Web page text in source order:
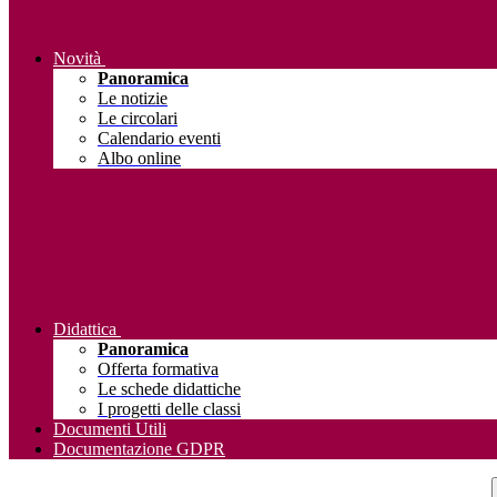
Novità
Panoramica
Le notizie
Le circolari
Calendario eventi
Albo online
Didattica
Panoramica
Offerta formativa
Le schede didattiche
I progetti delle classi
Documenti Utili
Documentazione GDPR